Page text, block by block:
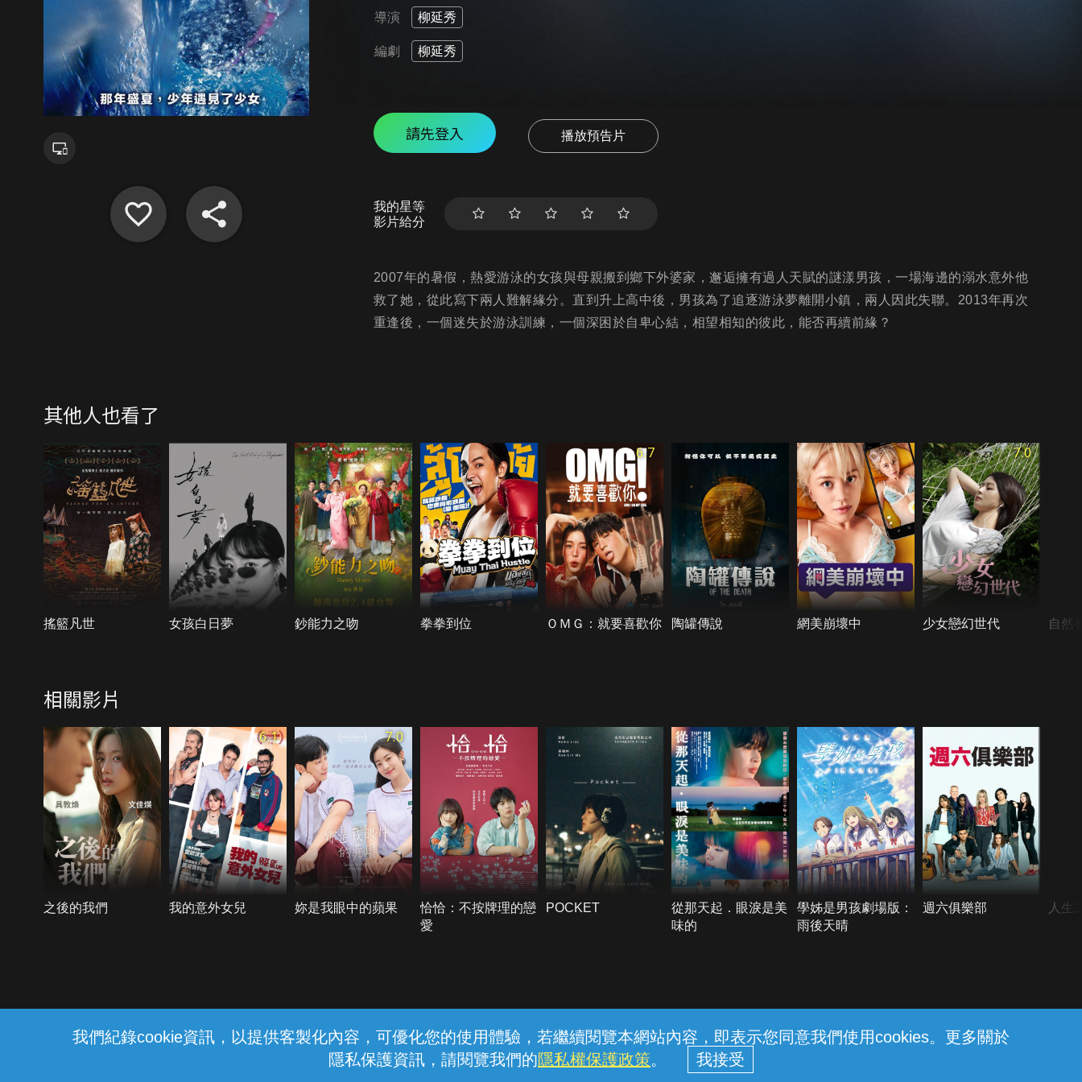
我們紀錄cookie資訊，以提供客製化內容，可優化您的使用體驗，若繼續閱覽本網站內容，即表示您同意我們使用cookies。更多關於
隱私保護資訊，請閱覽我們的隱私權保護政策。
導演 柳延秀
編劇 柳延秀
請先登入 播放預告片
我的星等
影片給分
2007年的暑假，熱愛游泳的女孩與母親搬到鄉下外婆家，邂逅擁有過人天賦的謎漾男孩，一場海邊的溺水意外他
救了她，從此寫下兩人難解緣分。直到升上高中後，男孩為了追逐游泳夢離開小鎮，兩人因此失聯。2013年再次
重逢後，一個迷失於游泳訓練，一個深困於自卑心結，相望相知的彼此，能否再續前緣？
其他人也看了
搖籃凡世 女孩白日夢 鈔能力之吻 拳拳到位
6.7
ＯＭＧ：就要喜歡你 陶罐傳說 網美崩壞中
7.0
少女戀幻世代 自然
相關影片
之後的我們
6.1
我的意外女兒
7.0
妳是我眼中的蘋果
恰恰：不按牌理的戀
愛
POCKET
從那天起．眼淚是美
味的
學姊是男孩劇場版：
雨後天晴
週六俱樂部 人生
線上客服 服務條款 隱私權保護
中華電信股份有限公司個人家庭分公司 (統一編號：96979949) © 2026